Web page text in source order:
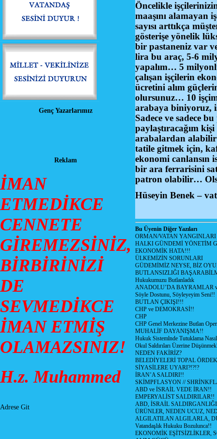
Genç Yazarlarımız
Reklam
İMAN
ETMEDİKCE
CENNETE
GİREMEZSİNİZ,
BİRBİRİNİZİ
DE
SEVMEDİKCE
İMAN ETMİŞ
OLAMAZSINIZ!
H.z. Muhammed
Adrese Git
Öncelikle
maaşını alamayan
sayısı arttıkça
gösterişe yönelik
bir pastaneniz var
lira bu araç, 5-6
yapalım… 5
çalışan işçilerin
ücretini alım
olursunuz… 10
arabaya biniyoruz,
Sadece ve sadece
paylaştıracağım
arabalardan
tatile gitmek için,
ekonomi canlansın
bir ara ferrarisini
patron olabilir…
Hüseyin Benek –
Bu Üyenin Diğer Yazıları
ORMAN/VATAN
HALKI GÜNDEMİ YÖNETİM
EKONOMİK HATA!!!
ÜLKEMİZİN SORUNLARI
GÜDEMİMİZ NEYSE, BİZ
BUTLANSIZLIĞI
Hukukumuzu Butlanladık
ANADOLU’DA BAYRAMLAR
Söyle Dostunu, Söyleyeyim Seni!!
BUTLAN ÇIKIŞI!!!
CHP ve DEMOKRASİ!!
CHP
CHP Genel Merkezine Butlan
MUHALİF DAYANIŞMA!!
Hukuk Sistemlnde Tutuklama
Okul Saldırıları Üzerine
NEDEN FAKİRİZ?
BELEDİYELERİ TOPAL
SİYASİLERE UYARI?!?!?
İRAN’A SALDIRI!!
SKİMPFLASYON //
ABD ve İSRAİL VEDE İRAN!!
EMPERYALİST SALDIRILAR!!
ABD, İSRAİL SALDIRGANLIĞI
ÜRÜNLER, NEDEN UCUZ,
ALGILATILAN ALGILARLA,
Vatandaşlık Hukuku Bozulunca!!
EKONOMİK EŞİTSİZLİKLER,